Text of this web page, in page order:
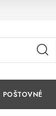
POŠTOVNÉ